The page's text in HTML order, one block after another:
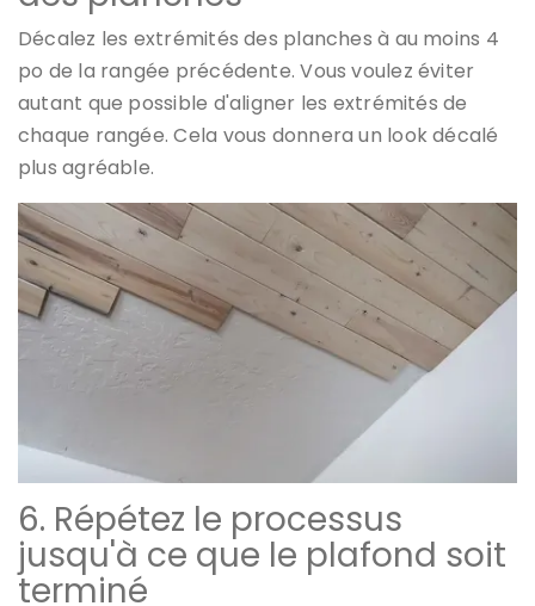
Décalez les extrémités des planches à au moins 4
po de la rangée précédente. Vous voulez éviter
autant que possible d'aligner les extrémités de
chaque rangée. Cela vous donnera un look décalé
plus agréable.
6. Répétez le processus
jusqu'à ce que le plafond soit
terminé